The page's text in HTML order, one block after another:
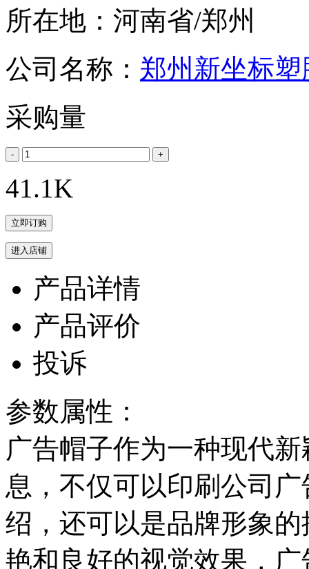
所在地：河南省/郑州
公司名称： 郑州新坐标
采购量
41.1K
产品详情
产品评价
投诉
参数属性：
广告帽子作为一种现代
息，不仅可以印刷公司
绍，还可以是品牌形象
艳和良好的视觉效果，